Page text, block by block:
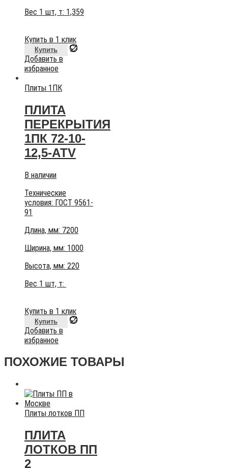
Вес 1 шт, т: 1,359
Купить в 1 клик
Купить
Добавить в
избранное
Плиты 1ПК
ПЛИТА
ПЕРЕКРЫТИЯ
1ПК 72-10-
12,5-АТV
В наличии
Технические
условия: ГОСТ 9561-
91
Длина, мм: 7200
Ширина, мм: 1000
Высота, мм: 220
Вес 1 шт, т:
Купить в 1 клик
Купить
Добавить в
избранное
ПОХОЖИЕ ТОВАРЫ
Плиты лотков ПП
ПЛИТА
ЛОТКОВ ПП
2